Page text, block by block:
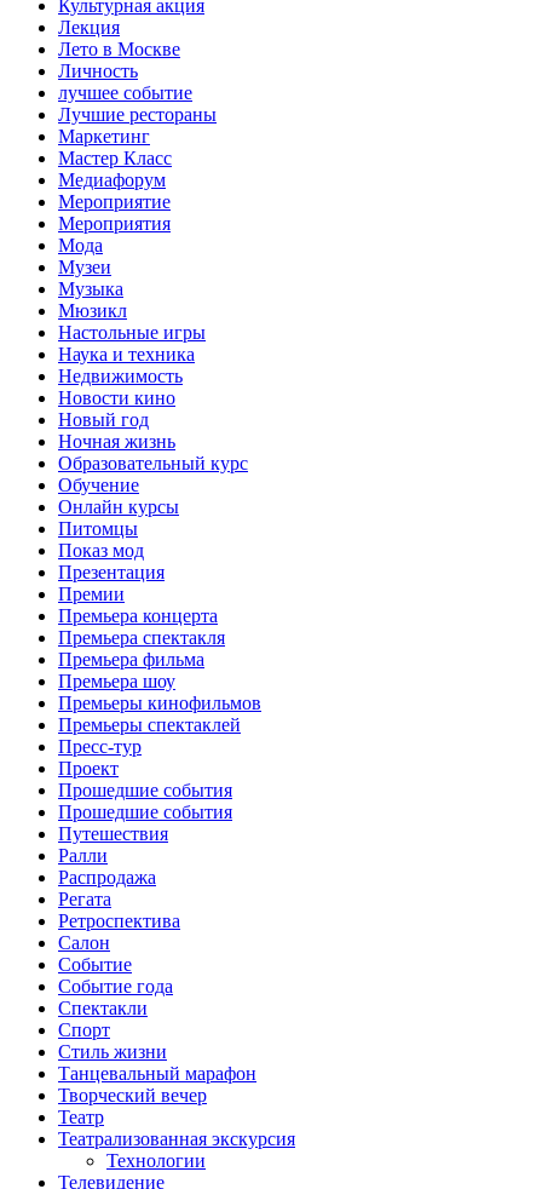
Культурная акция
Лекция
Лето в Москве
Личность
лучшее событие
Лучшие рестораны
Маркетинг
Мастер Класс
Медиафорум
Мероприятие
Мероприятия
Мода
Музеи
Музыка
Мюзикл
Настольные игры
Наука и техника
Недвижимость
Новости кино
Новый год
Ночная жизнь
Образовательный курс
Обучение
Онлайн курсы
Питомцы
Показ мод
Презентация
Премии
Премьера концерта
Премьера спектакля
Премьера фильма
Премьера шоу
Премьеры кинофильмов
Премьеры спектаклей
Пресс-тур
Проект
Прошедшие события
Прошедшие события
Путешествия
Ралли
Распродажа
Регата
Ретроспектива
Салон
Событие
Событие года
Спектакли
Спорт
Стиль жизни
Танцевальный марафон
Творческий вечер
Театр
Театрализованная экскурсия
Технологии
Телевидение